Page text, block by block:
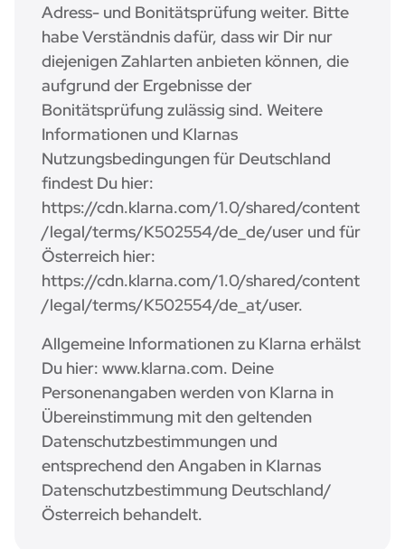
Adress- und Bonitätsprüfung weiter. Bitte
habe Verständnis dafür, dass wir Dir nur
diejenigen Zahlarten anbieten können, die
aufgrund der Ergebnisse der
Bonitätsprüfung zulässig sind. Weitere
Informationen und Klarnas
Nutzungsbedingungen für Deutschland
findest Du hier:
https://cdn.klarna.com/1.0/shared/content
/legal/terms/K502554/de_de/user und für
Österreich hier:
https://cdn.klarna.com/1.0/shared/content
/legal/terms/K502554/de_at/user.
Allgemeine Informationen zu Klarna erhälst
Du hier: www.klarna.com. Deine
Personenangaben werden von Klarna in
Übereinstimmung mit den geltenden
Datenschutzbestimmungen und
entsprechend den Angaben in Klarnas
Datenschutzbestimmung Deutschland/
Österreich behandelt.